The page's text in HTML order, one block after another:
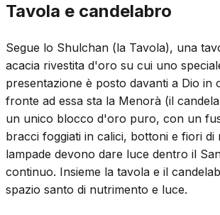
Tavola e candelabro
Segue lo Shulchan (la Tavola), una
acacia rivestita d'oro su cui uno
presentazione è posto davanti a Dio in
fronte ad essa sta la Menorà (il
un unico blocco d'oro puro, con un
bracci foggiati in calici, bottoni e fiori di
lampade devono dare luce dentro il
continuo. Insieme la tavola e il
spazio santo di nutrimento e luce.